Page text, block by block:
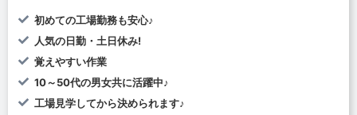
初めての工場勤務も安心♪
人気の日勤・土日休み!
覚えやすい作業
10～50代の男女共に活躍中♪
工場見学してから決められます♪